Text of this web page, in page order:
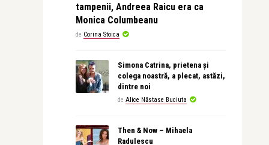
tampenii, Andreea Raicu era ca
Monica Columbeanu
de Corina Stoica
Simona Catrina, prietena și
colega noastră, a plecat, astăzi,
dintre noi
de Alice Năstase Buciuta
Then & Now – Mihaela
Radulescu